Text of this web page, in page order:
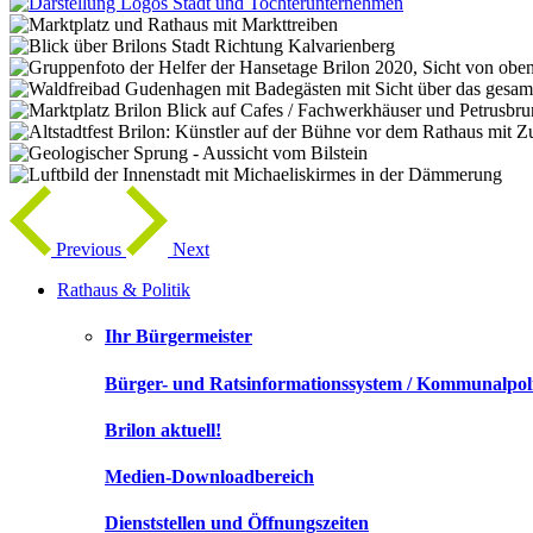
Previous
Next
Rathaus & Politik
Ihr Bürgermeister
Bürger- und Ratsinformationssystem /
Brilon aktuell!
Medien-Downloadbereich
Dienststellen und Öffnungszeiten